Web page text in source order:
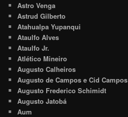
Astro Venga
Astrud Gilberto
Atahualpa Yupanqui
Ataulfo Alves
Ataulfo Jr.
Atlético Mineiro
Augusto Calheiros
Augusto de Campos e Cid Campos
Augusto Frederico Schimidt
Augusto Jatobá
Aum